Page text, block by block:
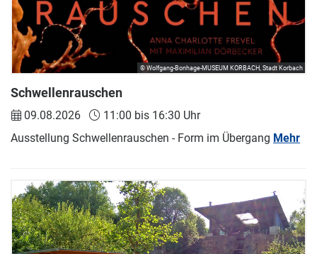
Schwellenrauschen
09.08.2026
11:00 bis 16:30 Uhr
Ausstellung Schwellenrauschen - Form im Übergang Mehr
© Wolfgang-Bonhage-MUSEUM KORBACH, Stadt Korbach